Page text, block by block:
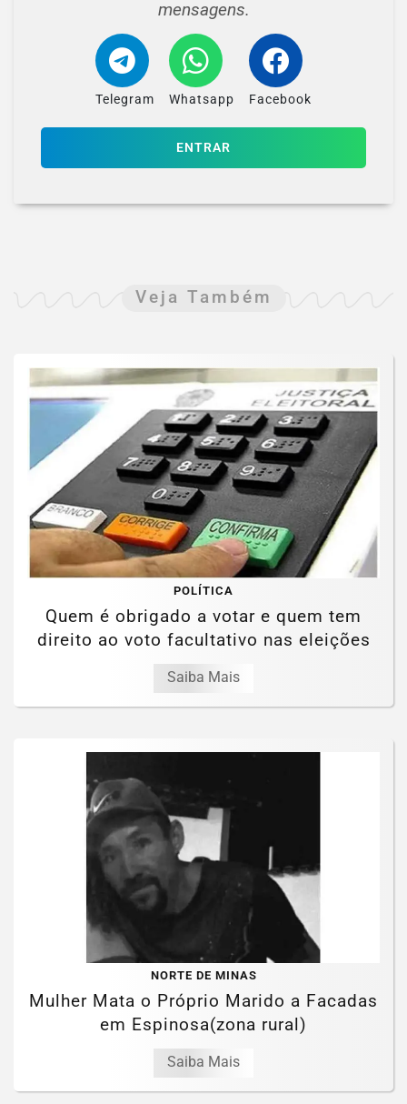
mensagens.
Telegram Whatsapp Facebook
ENTRAR
Veja Também
POLÍTICA
Quem é obrigado a votar e quem tem
direito ao voto facultativo nas eleições
Saiba Mais
NORTE DE MINAS
Mulher Mata o Próprio Marido a Facadas
em Espinosa(zona rural)
Saiba Mais